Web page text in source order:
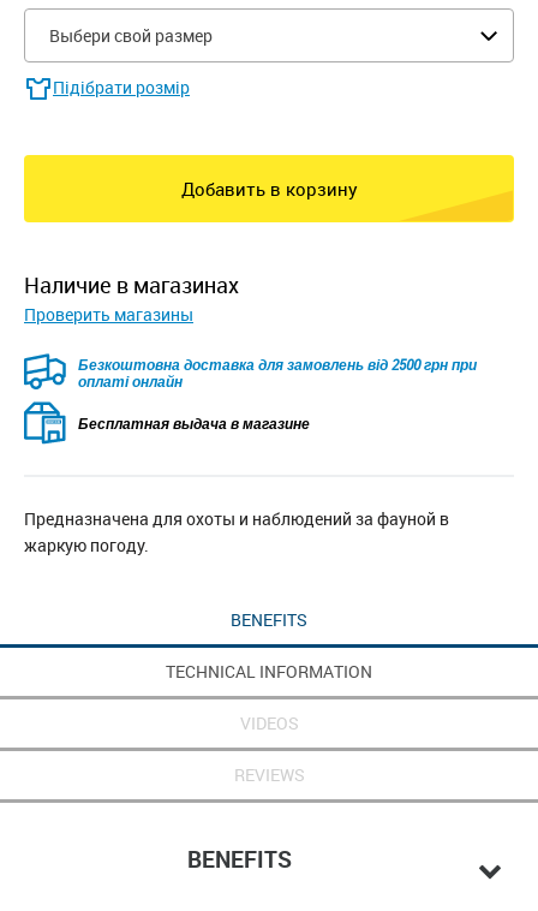
Выбери свой размер
Підібрати розмір
Добавить в корзину
наличие в магазинах
Проверить магазины
Безкоштовна доставка для замовлень від 2500 грн при
оплаті онлайн
Бесплатная выдача в магазине
Предназначена для охоты и наблюдений за фауной в
жаркую погоду.
BENEFITS
TECHNICAL INFORMATION
VIDEOS
REVIEWS
BENEFITS